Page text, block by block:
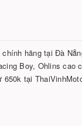
hãng tại Đà
Boy, Ohlins cao
tại